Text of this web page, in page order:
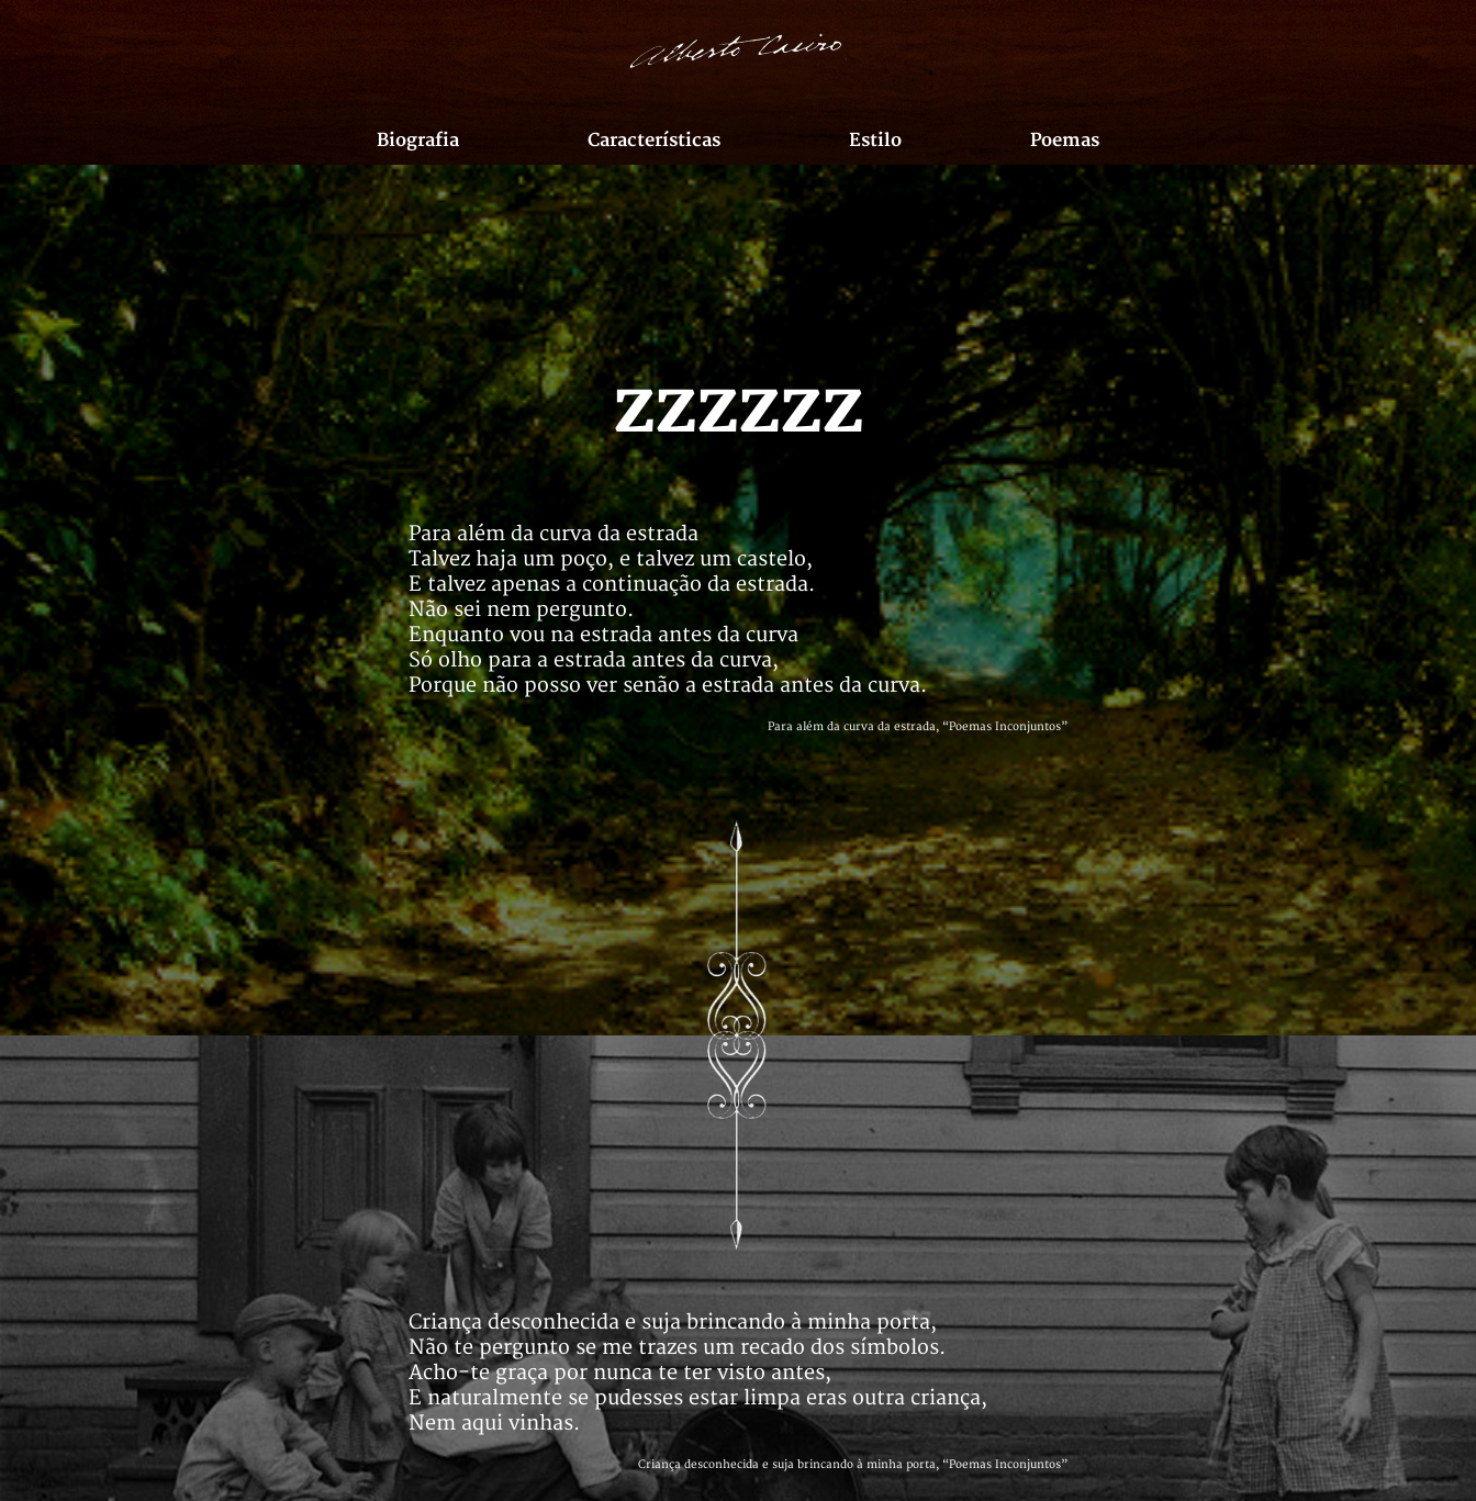
Biografia Características Estilo Poemas
zzzzzz
Para além da curva da estrada
Talvez haja um poço, e talvez um castelo,
E talvez apenas a continuação da estrada.
Não sei nem pergunto.
Enquanto vou na estrada antes da curva
Só olho para a estrada antes da curva,
Porque não posso ver senão a estrada antes da curva.
Para além da curva da estrada, “Poemas Inconjuntos”
Criança desconhecida e suja brincando à minha porta,
Não te pergunto se me trazes um recado dos símbolos.
Acho-te graça por nunca te ter visto antes,
E naturalmente se pudesses estar limpa eras outra criança,
Nem aqui vinhas.
Criança desconhecida e suja brincando à minha porta, “Poemas Inconjuntos”